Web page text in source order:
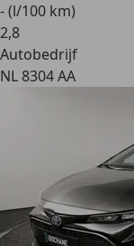
- (l/100 km)
2,8
Autobedrijf
NL 8304 AA